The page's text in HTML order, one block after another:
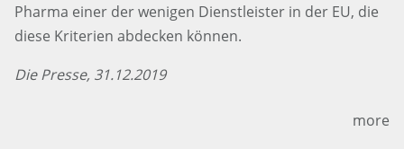
Pharma einer der wenigen Dienstleister in der EU, die
diese Kriterien abdecken können.
Die Presse, 31.12.2019
more